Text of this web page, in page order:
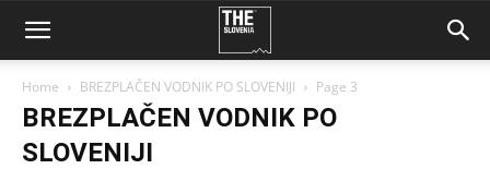
Home BREZPLAČEN VODNIK PO SLOVENIJI Page 3
BREZPLAČEN VODNIK PO
SLOVENIJI
Praznujemo okuse Posavja 2025
Tia B - 31 julija, 2025